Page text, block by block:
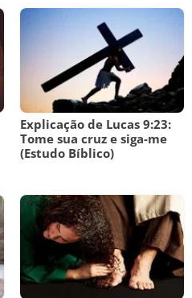
Explicação de Lucas 9:23:
Tome sua cruz e siga-me
(Estudo Bíblico)